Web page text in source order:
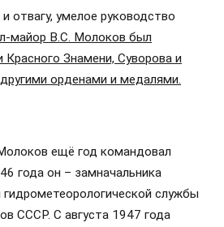
отвагу, умелое руководство
майор В.С. Молоков был
Знамени, Суворова и
орденами и медалями.
ещё год командовал
года он – замначальника
гидрометеорологической службы
СССР. С августа 1947 года